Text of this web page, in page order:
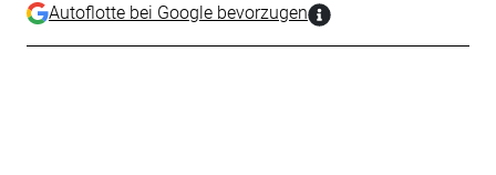
Autoflotte bei Google bevorzugen